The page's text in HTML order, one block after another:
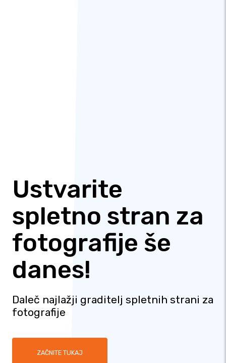
Ustvarite
spletno stran za
fotografije še
danes!
Daleč najlažji graditelj spletnih strani za
fotografije
ZAČNITE TUKAJ